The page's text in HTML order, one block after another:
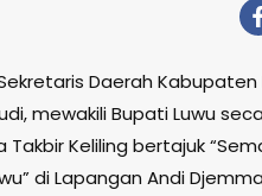
Daerah Kabupaten
mewakili Bupati Luwu
Keliling bertajuk
di Lapangan Andi